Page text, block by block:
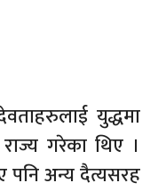
युद्धमा
गरेका थिए ।
पनि अन्य दैत्यसरह